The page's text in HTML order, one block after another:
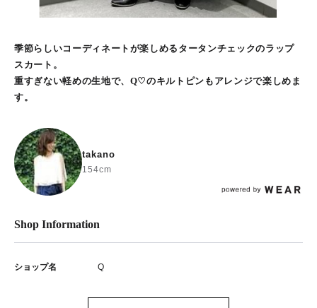
季節らしいコーディネートが楽しめるタータンチェックのラップ
スカート。
重すぎない軽めの生地で、Q♡のキルトピンもアレンジで楽しめま
す。
takano
154cm
Shop Information
ショップ名 Q